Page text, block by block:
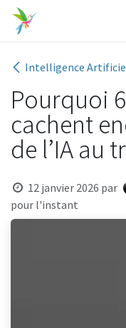
Se rendre au contenu
Intelligence
Pourquoi
cachent
de l’IA au
12 janvier 2026 par
pour l'instant